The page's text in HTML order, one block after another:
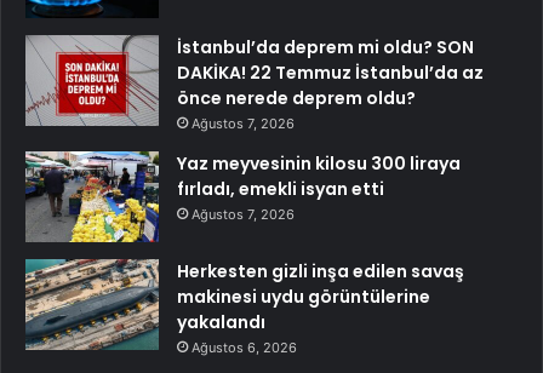
İstanbul’da deprem mi oldu? SON
DAKİKA! 22 Temmuz İstanbul’da az
önce nerede deprem oldu?
Ağustos 7, 2026
Yaz meyvesinin kilosu 300 liraya
fırladı, emekli isyan etti
Ağustos 7, 2026
Herkesten gizli inşa edilen savaş
makinesi uydu görüntülerine
yakalandı
Ağustos 6, 2026